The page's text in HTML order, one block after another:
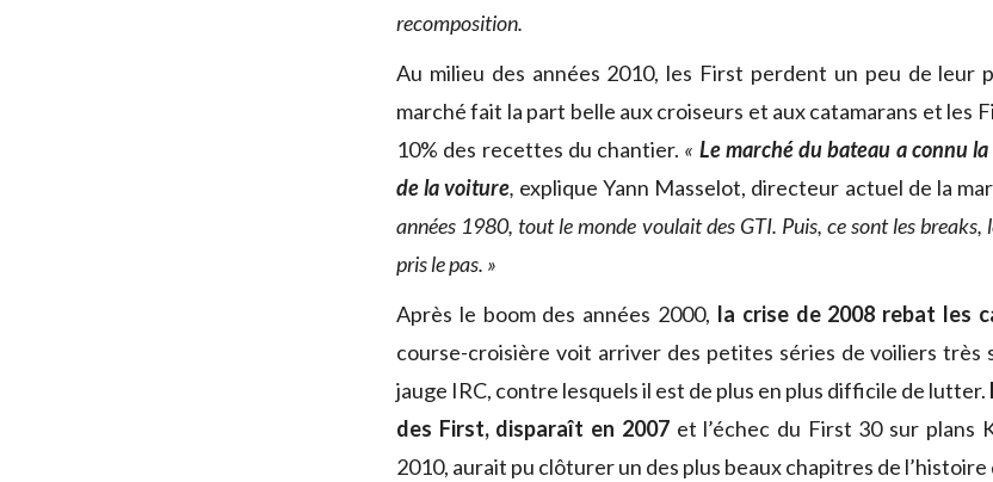
recomposition.
Au milieu des années 2010, les First perdent un peu de leur
marché fait la part belle aux croiseurs et aux catamarans et les
10% des recettes du chantier. « Le marché du bateau a connu
de la voiture, explique Yann Masselot, directeur actuel de la
années 1980, tout le monde voulait des GTI. Puis, ce sont les breaks,
pris le pas. »
Après le boom des années 2000, la crise de 2008 rebat les
course-croisière voit arriver des petites séries de voiliers très
jauge IRC, contre lesquels il est de plus en plus difficile de lutter.
des First, disparaît en 2007et l’échec du First 30 sur plans
2010, aurait pu clôturer un des plus beaux chapitres de l’histoire